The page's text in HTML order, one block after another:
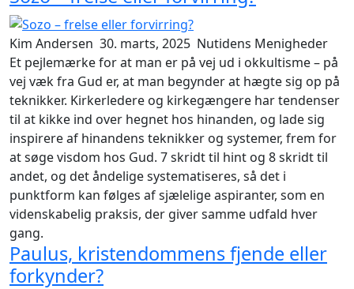
Kim Andersen 30. marts, 2025 Nutidens Menigheder
Et pejlemærke for at man er på vej ud i okkultisme – på
vej væk fra Gud er, at man begynder at hægte sig op på
teknikker. Kirkerledere og kirkegængere har tendenser
til at kikke ind over hegnet hos hinanden, og lade sig
inspirere af hinandens teknikker og systemer, frem for
at søge visdom hos Gud. 7 skridt til hint og 8 skridt til
andet, og det åndelige systematiseres, så det i
punktform kan følges af sjælelige aspiranter, som en
videnskabelig praksis, der giver samme udfald hver
gang.
Paulus, kristendommens fjende eller
forkynder?